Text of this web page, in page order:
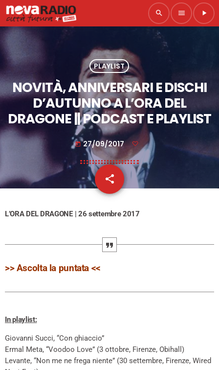
search menu play_arrow
PLAYLIST
NOVITÀ, ANNIVERSARI E DISCHI
D’AUTUNNO A L’ORA DEL
DRAGONE || PODCAST E PLAYLIST
today 27/09/2017
share
email
L’ORA DEL DRAGONE | 26 settembre 2017
>> Ascolta la puntata <<
In playlist:
Giovanni Succi, “Con ghiaccio”
Ermal Meta, “Voodoo Love” (3 ottobre, Firenze, Obihall)
Levante, “Non me ne frega niente” (30 settembre, Firenze, Wired